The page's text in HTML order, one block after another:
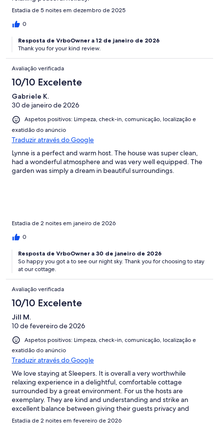
Estadia de 5 noites em dezembro de 2025
0
Resposta de VrboOwner a 12 de janeiro de 2026
Thank you for your kind review.
Avaliação verificada
10/10 Excelente
Gabriele K.
30 de janeiro de 2026
Aspetos positivos: Limpeza, check-in, comunicação, localização e
exatidão do anúncio
Traduzir através do Google
Lynne is a perfect and warm host. The house was super clean,
had a wonderful atmosphere and was very well equipped. The
garden was simply a dream in beautiful surroundings.
Estadia de 2 noites em janeiro de 2026
0
Resposta de VrboOwner a 30 de janeiro de 2026
So happy you got a to see our night sky. Thank you for choosing to stay
at our cottage.
Avaliação verificada
10/10 Excelente
Jill M.
10 de fevereiro de 2026
Aspetos positivos: Limpeza, check-in, comunicação, localização e
exatidão do anúncio
Traduzir através do Google
We love staying at Sleepers. It is overall a very worthwhile
relaxing experience in a delightful, comfortable cottage
surrounded by a great environment. For us the hosts are
exemplary. They are kind and understanding and strike an
excellent balance between giving their guests privacy and
being aware of their needs.
Estadia de 2 noites em fevereiro de 2026